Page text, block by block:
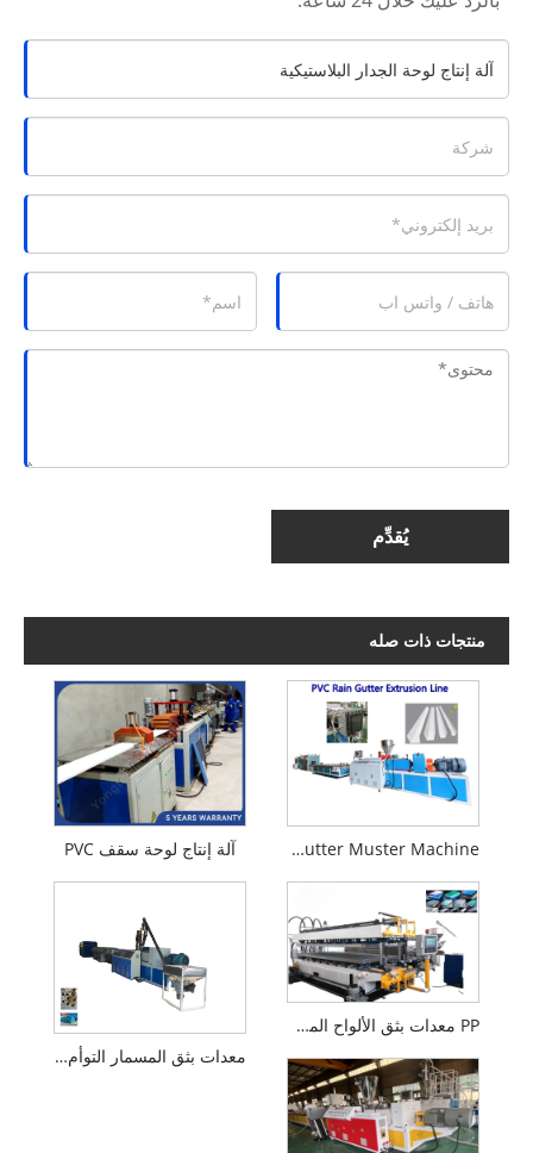
يُقدِّم
منتجات ذات صله
آلة إنتاج لوحة سقف PVC PVC Main Gutter Muster Machine
معدات بثق المسمار التوأم المخروطي
PP معدات بثق الألواح المجوفة البلاستيكية